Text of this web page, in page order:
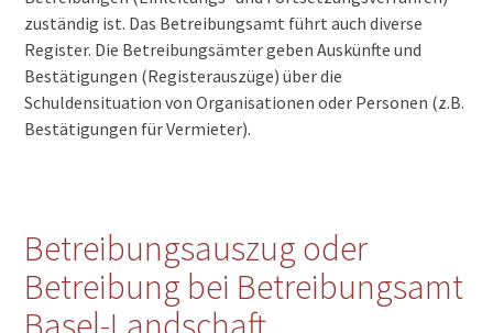
4144 Arlesheim
4142 Münchenstein
4133 Pratteln
4132 Muttenz
4127 Birsfelden
4106 Therwil
4105 Biel-Benken BL
4104 Oberwil BL
4103 Bottmingen
zuständig ist. Das Betreibungsamt führt auch diverse
Register. Die Betreibungsämter geben Auskünfte und
Bestätigungen (Registerauszüge) über die
Schuldensituation von Organisationen oder Personen (z.B.
Bestätigungen für Vermieter).
Betreibungsauszug oder
Betreibung bei Betreibungsamt